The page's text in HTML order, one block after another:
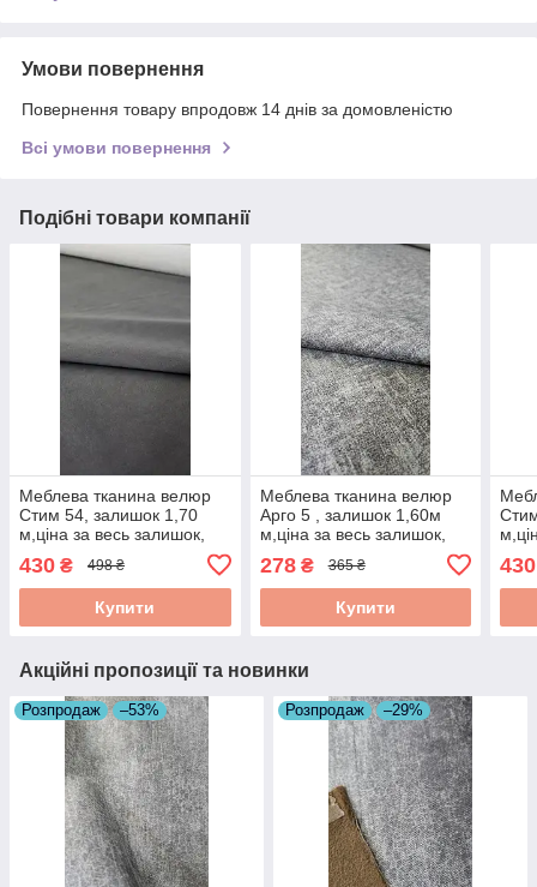
Умови повернення
Повернення товару впродовж 14 днів за домовленістю
Всі умови повернення
Подібні товари компанії
Меблева тканина велюр
Стим 54, залишок 1,70
м,ціна за весь залишок,
для дивана, тканина для
оббивки меблів,
розпродаж
430 ₴ 498 ₴
Купити
Меблева тканина велюр
Арго 5 , залишок 1,60м
м,ціна за весь залишок,
для дивана, тканина для
оббивки меблів,
розпродаж
278₴ 365 ₴
Купити
430
Акційні пропозиції та новинки
Розпродаж –53% Розпродаж –29%